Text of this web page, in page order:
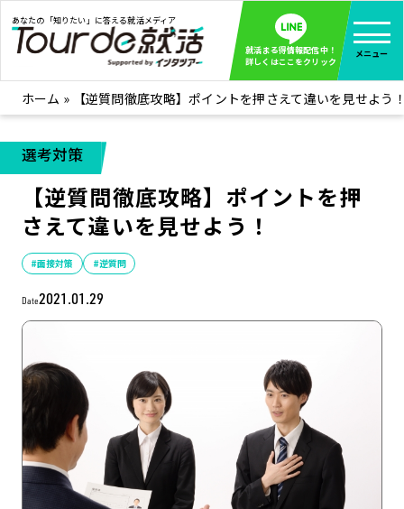
あなたの「知りたい」に答える就活メディア
就活まる得情報配信中！
詳しくはここをクリック
メニュー
就活ノウハウ 全て見る
企業まる見え！特捜部
みんなが知らない企業の裏側を徹底調査！
インタツアー活動レポ 全て見る
インタツアーを使ってどうだった？OBOG成功談
社会人インタビュー
社会人になった今、就活を振り返ってみた
学生就活ブログ 全て見る
企業・業界研究はインタツアー
ホーム » 【逆質問徹底攻略】ポイントを押さえて違いを見せよう
選考対策
【逆質問徹底攻略】ポイントを押
さえて違いを見せよう！
#面接対策 #逆質問
Date2021.01.29